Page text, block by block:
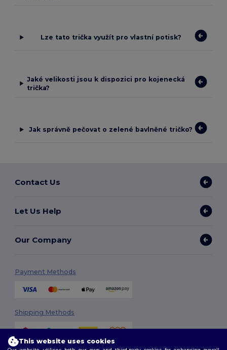
Lze tato trička využít pro vlastní potisk?
Jaké velikosti jsou k dispozici pro kojenecká
trička?
Jak správně pečovat o zelené bavlněné tričko?
Contact Us
Let Us Help
Our Company
Payment Methods
Shipping Methods
This website uses cookies